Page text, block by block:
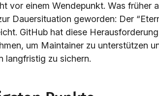
vor einem Wendepunkt. Was früher
Dauersituation geworden: Der
GitHub hat diese
um Maintainer zu unterstützen
langfristig zu sichern.